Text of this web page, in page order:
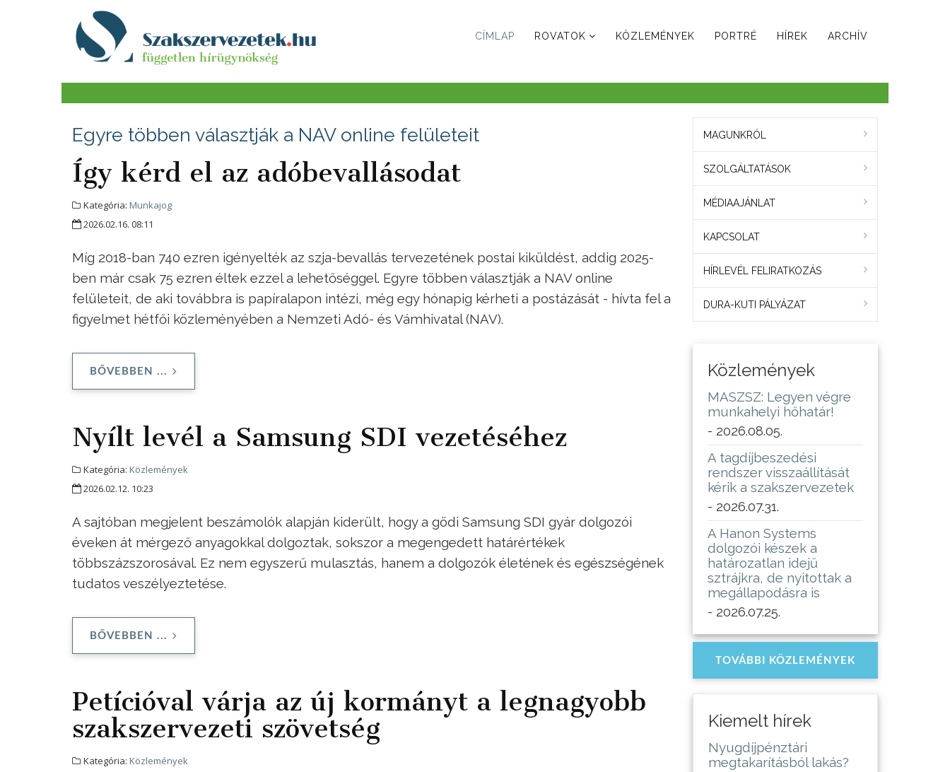
CÍMLAP ROVATOK KÖZLEMÉNYEK PORTRÉ HÍREK ARCHÍV
Egyre többen választják a NAV online felületeit
Így kérd el az adóbevallásodat
Kategória: Munkajog
2026.02.16. 08:11
Míg 2018-ban 740 ezren igényelték az szja-bevallás tervezetének postai kiküldést, addig 2025-
ben már csak 75 ezren éltek ezzel a lehetőséggel. Egyre többen választják a NAV online
felületeit, de aki továbbra is papíralapon intézi, még egy hónapig kérheti a postázását - hívta fel a
figyelmet hétfői közleményében a Nemzeti Adó- és Vámhivatal (NAV).
BŐVEBBEN ...
Nyílt levél a Samsung SDI vezetéséhez
Kategória: Közlemények
2026.02.12. 10:23
A sajtóban megjelent beszámolók alapján kiderült, hogy a gödi Samsung SDI gyár dolgozói
éveken át mérgező anyagokkal dolgoztak, sokszor a megengedett határértékek
többszázszorosával. Ez nem egyszerű mulasztás, hanem a dolgozók életének és egészségének
tudatos veszélyeztetése.
BŐVEBBEN ...
Petícióval várja az új kormányt a legnagyobb
szakszervezeti szövetség
Kategória: Közlemények
MAGUNKRÓL
SZOLGÁLTATÁSOK
MÉDIAAJÁNLAT
KAPCSOLAT
HÍRLEVÉL FELIRATKOZÁS
DURA-KUTI PÁLYÁZAT
Közlemények
MASZSZ: Legyen végre
munkahelyi hőhatár!
- 2026.08.05.
A tagdíjbeszedési
rendszer visszaállítását
kérik a szakszervezetek
- 2026.07.31.
A Hanon Systems
dolgozói készek a
határozatlan idejű
sztrájkra, de nyitottak a
megállapodásra is
- 2026.07.25.
TOVÁBBI KÖZLEMÉNYEK
Kiemelt hírek
Nyugdíjpénztári
megtakarításból lakás?